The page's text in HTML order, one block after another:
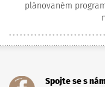
plánovaném
Spojte se s